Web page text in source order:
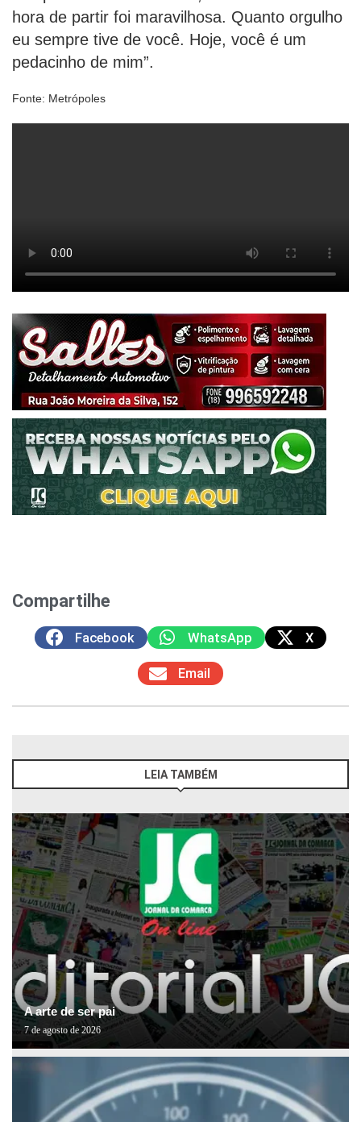
hora de partir foi maravilhosa. Quanto orgulho
eu sempre tive de você. Hoje, você é um
pedacinho de mim”.
Fonte: Metrópoles
Compartilhe
Facebook WhatsApp X
Email
LEIA TAMBÉM
A arte de ser pai
7 de agosto de 2026